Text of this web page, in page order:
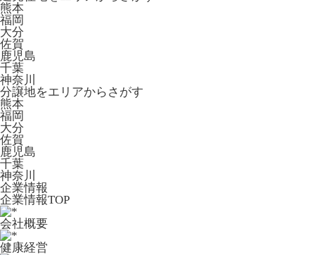
熊本
福岡
大分
佐賀
鹿児島
千葉
神奈川
分譲地をエリアからさがす
熊本
福岡
大分
佐賀
鹿児島
千葉
神奈川
企業情報
企業情報TOP
会社概要
健康経営